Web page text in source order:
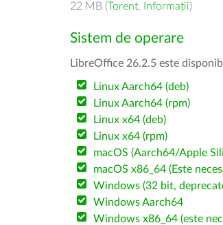
22 MB (Torent, Informații)
Sistem de operare
LibreOffice 26.2.5 este
Linux Aarch64 (deb)
Linux Aarch64 (rpm)
Linux x64 (deb)
Linux x64 (rpm)
macOS (Aarch64/Apple
macOS x86_64 (Este
Windows (32 bit,
Windows Aarch64
Windows x86_64 (este